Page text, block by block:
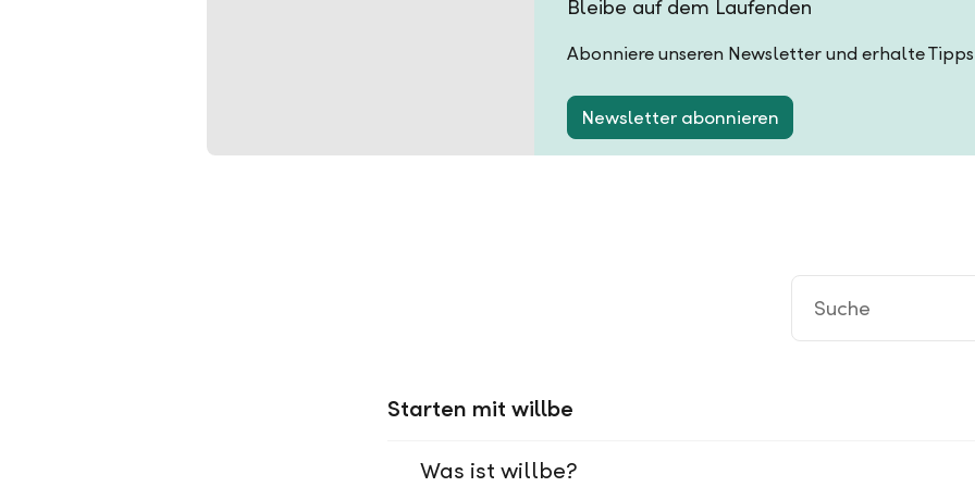
Bleibe auf dem Laufenden
Abonniere unseren Newsletter und erhalte
Newsletter abonnieren
Starten mit willbe
Was ist willbe?